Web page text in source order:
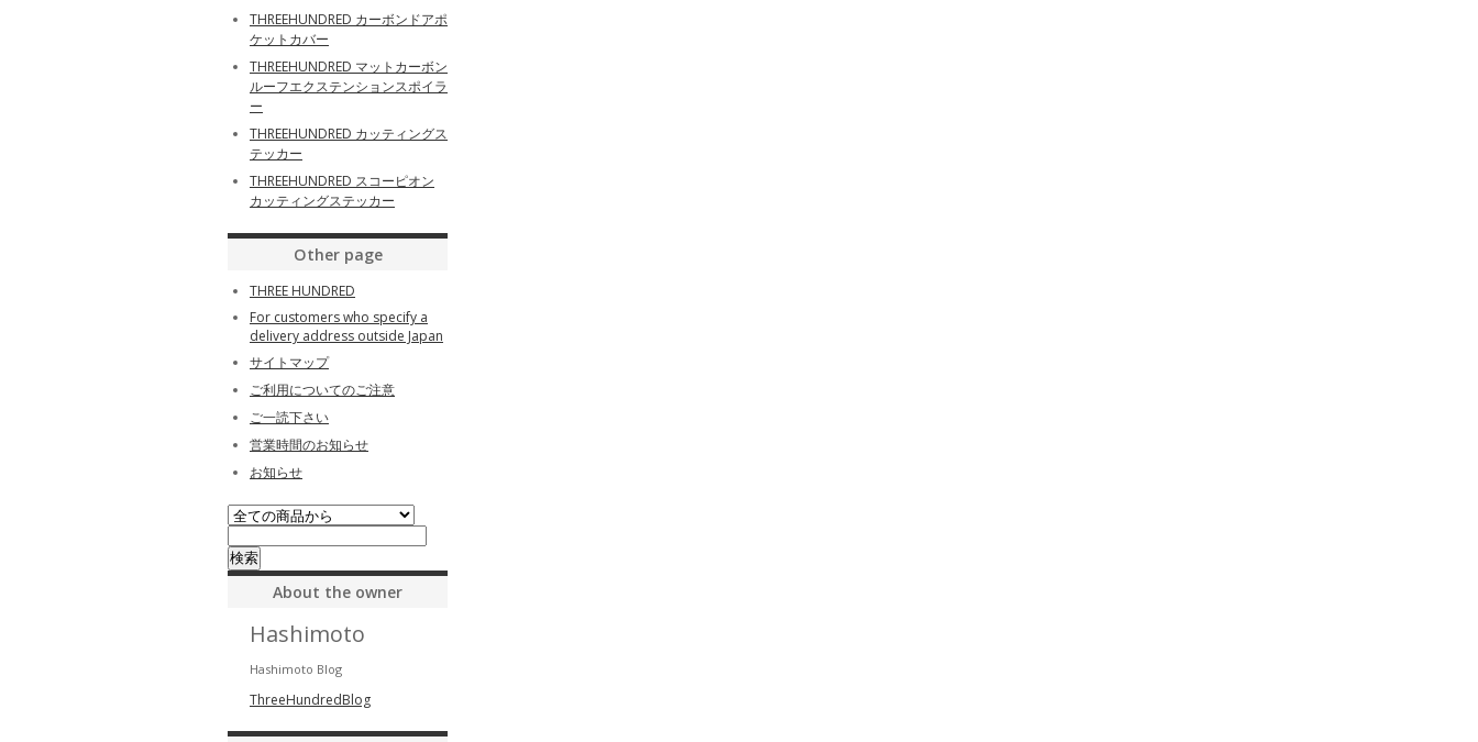
THREEHUNDRED カーボンドアポ
ケットカバー
THREEHUNDRED マットカーボン
ルーフエクステンションスポイラ
ー
THREEHUNDRED カッティングス
テッカー
THREEHUNDRED スコーピオン
カッティングステッカー
Other page
THREE HUNDRED
For customers who specify a
delivery address outside Japan
サイトマップ
ご利用についてのご注意
ご一読下さい
営業時間のお知らせ
お知らせ
About the owner
Hashimoto
Hashimoto Blog
ThreeHundredBlog